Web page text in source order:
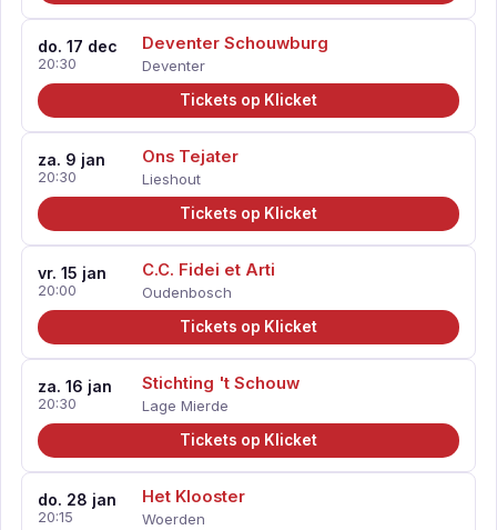
do. 17 dec
20:30
Deventer Schouwburg
Deventer
Tickets op Klicket
za. 9 jan
20:30
Ons Tejater
Lieshout
Tickets op Klicket
vr. 15 jan
20:00
C.C. Fidei et Arti
Oudenbosch
Tickets op Klicket
za. 16 jan
20:30
Stichting 't Schouw
Lage Mierde
Tickets op Klicket
do. 28 jan
20:15
Het Klooster
Woerden